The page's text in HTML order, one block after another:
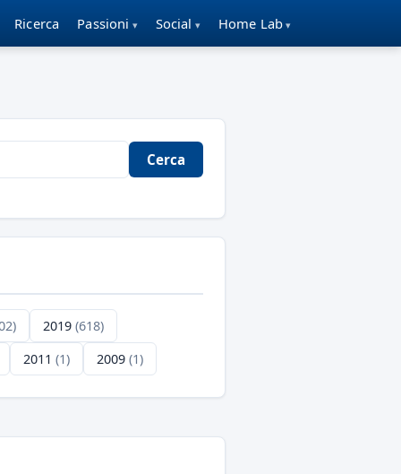
Ricerca Passioni Social Home Lab
Cerca
2019 (618)
2011 (1) 2009 (1)